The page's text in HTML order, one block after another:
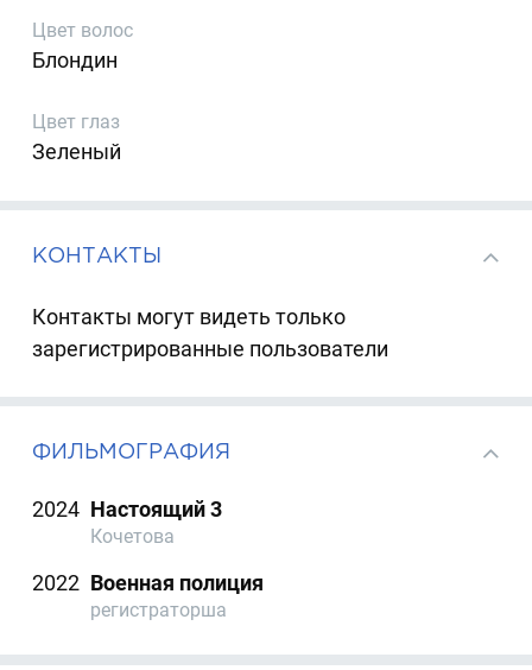
Цвет волос
Блондин
Цвет глаз
Зеленый
КОНТАКТЫ
Контакты могут видеть только
зарегистрированные пользователи
ФИЛЬМОГРАФИЯ
2024 Настоящий 3
Кочетова
2022 Военная полиция
регистраторша